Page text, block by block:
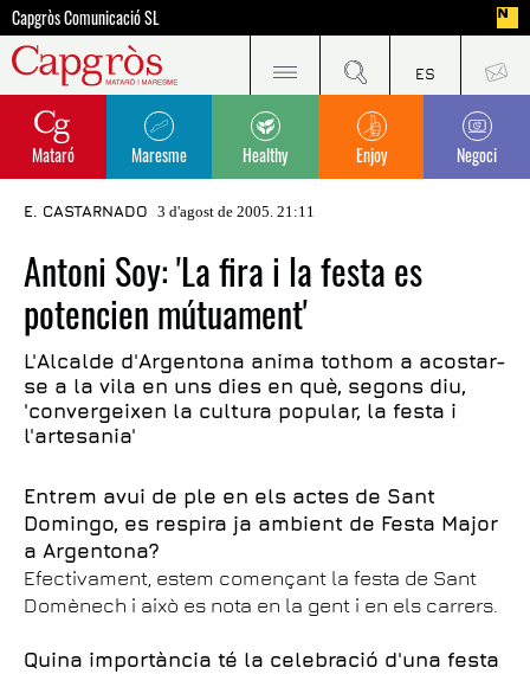
Capgròs Comunicació SL
Mataró Maresme Healthy Enjoy Negoci
E. CASTARNADO 3 d'agost de 2005. 21:11
Antoni Soy: 'La fira i la festa es
potencien mútuament'
L'Alcalde d'Argentona anima tothom a acostar-
se a la vila en uns dies en què, segons diu,
'convergeixen la cultura popular, la festa i
l'artesania'
Entrem avui de ple en els actes de Sant
Domingo, es respira ja ambient de Festa Major
a Argentona?
Efectivament, estem començant la festa de Sant
Domènech i això es nota en la gent i en els carrers.
Quina importància té la celebració d'una festa